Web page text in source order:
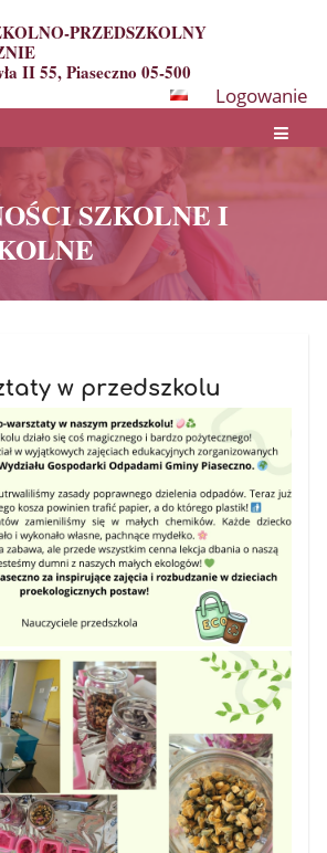
PRZEDSZKOLNY
II 55, Piaseczno 05-500
Logowanie
SZKOLNE I
w przedszkolu